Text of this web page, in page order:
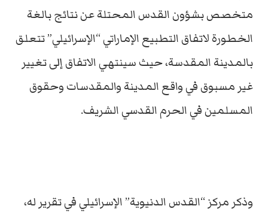
متخصص بشؤون القدس المحتلة عن نتائج بالغة
الخطورة لاتفاق التطبيع الإماراتي “الإسرائيلي” تتعلق
بالمدينة المقدسة، حيث سينتهي الاتفاق إلى تغيير
غير مسبوق في واقع المدينة والمقدسات وحقوق
المسلمين في الحرم القدسي الشريف.
وذكر مركز “القدس الدنيوية” الإسرائيلي في تقرير له،